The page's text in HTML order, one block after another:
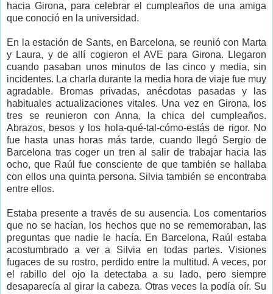
hacia Girona, para celebrar el cumpleaños de una amiga
que conoció en la universidad.
En la estación de Sants, en Barcelona, se reunió con Marta
y Laura, y de allí cogieron el AVE para Girona. Llegaron
cuando pasaban unos minutos de las cinco y media, sin
incidentes. La charla durante la media hora de viaje fue muy
agradable. Bromas privadas, anécdotas pasadas y las
habituales actualizaciones vitales. Una vez en Girona, los
tres se reunieron con Anna, la chica del cumpleaños.
Abrazos, besos y los hola-qué-tal-cómo-estás de rigor. No
fue hasta unas horas más tarde, cuando llegó Sergio de
Barcelona tras coger un tren al salir de trabajar hacia las
ocho, que Raúl fue consciente de que también se hallaba
con ellos una quinta persona. Silvia también se encontraba
entre ellos.
Estaba presente a través de su ausencia. Los comentarios
que no se hacían, los hechos que no se rememoraban, las
preguntas que nadie le hacía. En Barcelona, Raúl estaba
acostumbrado a ver a Silvia en todas partes. Visiones
fugaces de su rostro, perdido entre la multitud. A veces, por
el rabillo del ojo la detectaba a su lado, pero siempre
desaparecía al girar la cabeza. Otras veces la podía oír. Su